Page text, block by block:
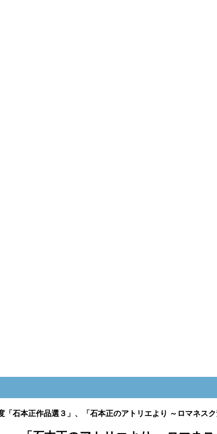
「石本正作品選３」、「石本正のアトリエより ～ロマネス